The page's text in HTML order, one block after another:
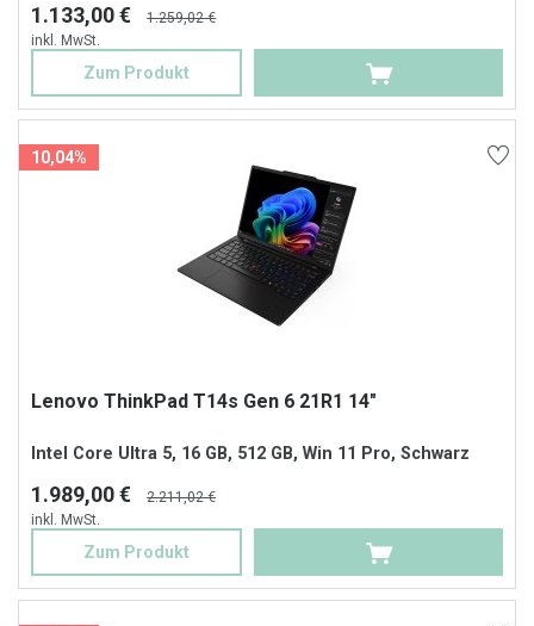
1.133,00 €
1.259,02 €
inkl. MwSt.
Zum Produkt
10,04%
Lenovo ThinkPad T14s Gen 6 21R1 14"
Intel Core Ultra 5, 16 GB, 512 GB, Win 11 Pro, Schwarz
1.989,00 €
2.211,02 €
inkl. MwSt.
Zum Produkt